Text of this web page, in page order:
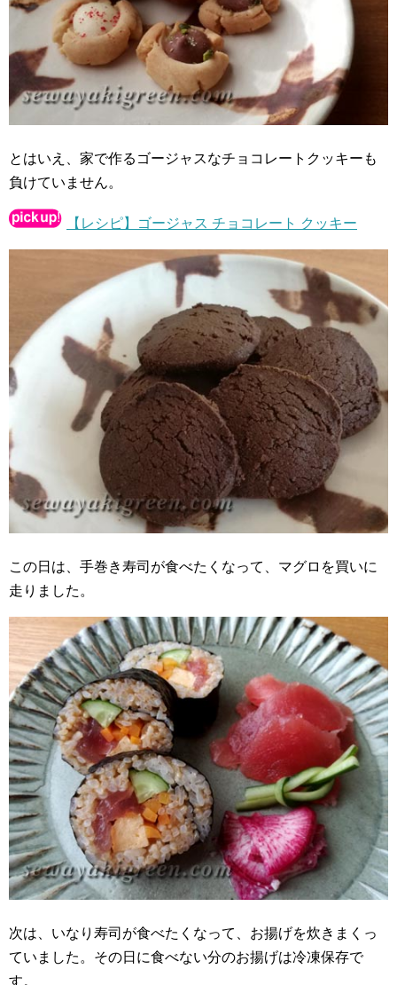
とはいえ、家で作るゴージャスなチョコレートクッキーも
負けていません。
【レシピ】ゴージャス チョコレート クッキー
この日は、手巻き寿司が食べたくなって、マグロを買いに
走りました。
次は、いなり寿司が食べたくなって、お揚げを炊きまくっ
ていました。その日に食べない分のお揚げは冷凍保存で
す。